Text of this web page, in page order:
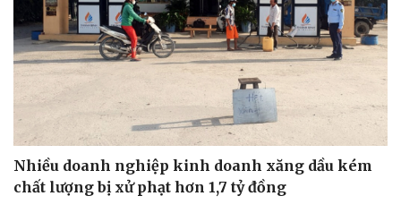
Nhiều doanh nghiệp kinh doanh xăng dầu kém
chất lượng bị xử phạt hơn 1,7 tỷ đồng